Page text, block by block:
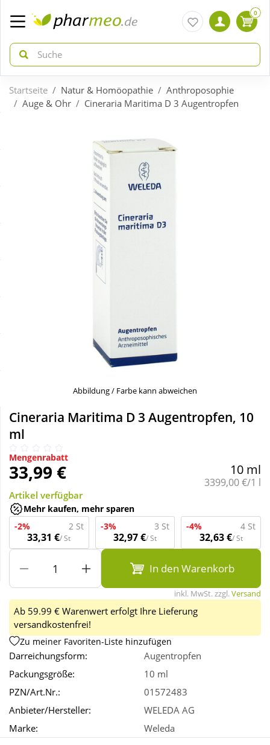
zurück
Täglich gut versorgt
zurück
Körperpflege & Kosmetik
Nahrungsergänzung
Natur & Homöopathie
Sanitätshaus
Sport & Fitness
Tierbedarf
Wellness
0
Startseite Natur & Homöopathie
Anthroposophie
Auge & Ohr
Cineraria Maritima D 3 Augentropfen
Abbildung / Farbe kann abweichen
Cineraria Maritima D 3 Augentropfen, 10
ml
Mengenrabatt
33,99 € 10 ml
Grundpreis:
3399,00 €/1 l
Artikel verfügbar
Mehr kaufen, mehr sparen
-2%
2 St
33,31 €/ St
-3% 3 St
32,97 €/ St
-4% 4 St
32,63 €/ St
In den Warenkorb
inkl. MwSt. zzgl.Versand
Ab 59.99 € Warenwert erfolgt Ihre Lieferung
versandkostenfrei!
Zu meiner Favoriten-Liste hinzufügen
Darreichungsform:
Augentropfen
Packungsgröße:
10 ml
PZN/Art.Nr.:
01572483
Anbieter/Hersteller:
WELEDA AG
Marke:
Weleda